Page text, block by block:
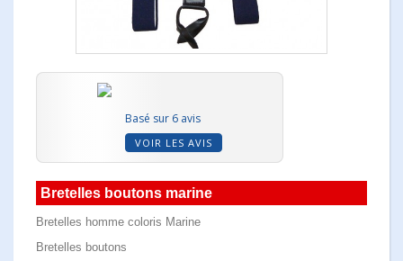
Basé sur 6 avis
VOIR LES AVIS
Bretelles boutons marine
Bretelles homme coloris Marine
Bretelles boutons